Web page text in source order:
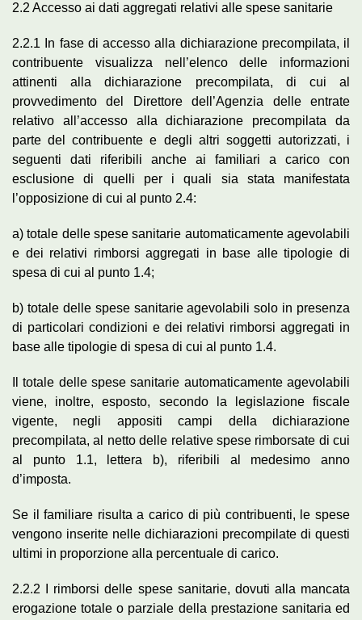
2.2 Accesso ai dati aggregati relativi alle spese sanitarie
2.2.1 In fase di accesso alla dichiarazione precompilata, il
contribuente visualizza nell’elenco delle informazioni
attinenti alla dichiarazione precompilata, di cui al
provvedimento del Direttore dell’Agenzia delle entrate
relativo all’accesso alla dichiarazione precompilata da
parte del contribuente e degli altri soggetti autorizzati, i
seguenti dati riferibili anche ai familiari a carico con
esclusione di quelli per i quali sia stata manifestata
l’opposizione di cui al punto 2.4:
a) totale delle spese sanitarie automaticamente agevolabili
e dei relativi rimborsi aggregati in base alle tipologie di
spesa di cui al punto 1.4;
b) totale delle spese sanitarie agevolabili solo in presenza
di particolari condizioni e dei relativi rimborsi aggregati in
base alle tipologie di spesa di cui al punto 1.4.
Il totale delle spese sanitarie automaticamente agevolabili
viene, inoltre, esposto, secondo la legislazione fiscale
vigente, negli appositi campi della dichiarazione
precompilata, al netto delle relative spese rimborsate di cui
al punto 1.1, lettera b), riferibili al medesimo anno
d’imposta.
Se il familiare risulta a carico di più contribuenti, le spese
vengono inserite nelle dichiarazioni precompilate di questi
ultimi in proporzione alla percentuale di carico.
2.2.2 I rimborsi delle spese sanitarie, dovuti alla mancata
erogazione totale o parziale della prestazione sanitaria ed